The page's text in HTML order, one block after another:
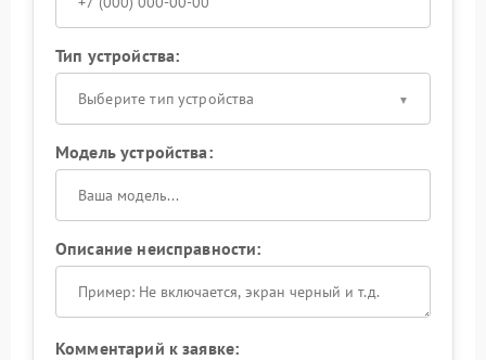
Тип устройства:
Выберите тип устройства
Модель устройства:
Описание неисправности:
Комментарий к заявке: